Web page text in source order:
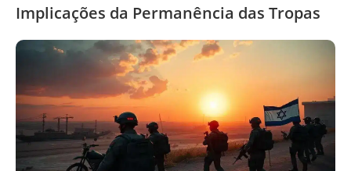
Implicações da Permanência das Tropas